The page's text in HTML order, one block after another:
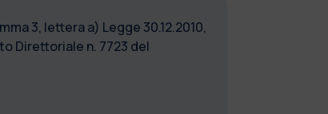
3, lettera a) Legge 30.12.2010,
Direttoriale n. 7723 del